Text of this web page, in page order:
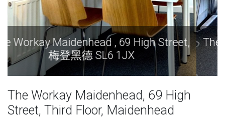
The Workay Maidenhead , 69 High Street,
梅登黑德 SL6 1JX
The Workay Maidenhead, 69 High
Street, Third Floor, Maidenhead